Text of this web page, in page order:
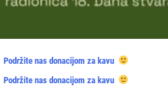
Podržite nas donacijom za kavu
Podržite nas donacijom za kavu